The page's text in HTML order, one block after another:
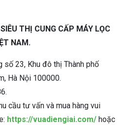
THỊ CUNG CẤP MÁY LỌC
NAM.
23, Khu đô thị Thành phố
Hà Nội 100000.
cầu tư vấn và mua hàng vui
https://vuadiengiai.com/ hoặc